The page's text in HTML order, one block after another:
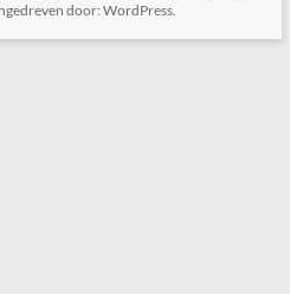
door:WordPress.